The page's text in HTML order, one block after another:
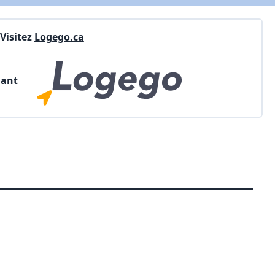
Logego.ca